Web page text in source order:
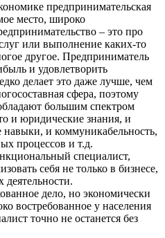
предпринимательская
место, широко
– это про
или выполнение каких-то
другое. Предприниматель
и удовлетворить
делает это даже лучше, чем
сфера, поэтому
большим спектром
и юридические знания, и
навыки, и коммуникабельность,
процессов и т.д.
специалист,
себя не только в бизнесе,
дело, но экономически
востребованное у населения
точно не останется без